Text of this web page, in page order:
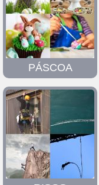
PÁSCOA